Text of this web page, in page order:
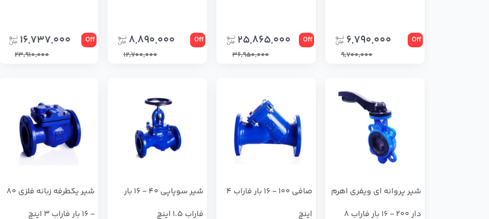
Off
6,790,000
9,700,000
Off
25,865,000
36,950,000
Off
8,890,000
12,700,000
Off
16,737,000
23,910,000
شير پروانه اي ويفري اهرم
دار 200 - 16 بار فاراب 8
صافی 100 - 16 بار فاراب 4
اینچ
شير سوپاپي 40 - 16 بار
فاراب 1.5 اینچ
شیر یکطرفه زبانه فلزی 80
- 16 بار فاراب 3 اینچ